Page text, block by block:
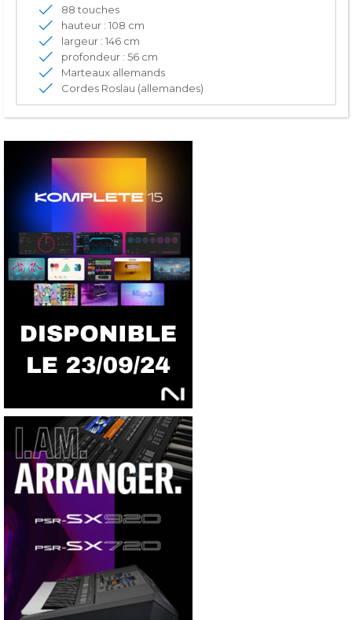
88 touches
hauteur : 108 cm
largeur : 146 cm
profondeur : 56 cm
Marteaux allemands
Cordes Roslau (allemandes)